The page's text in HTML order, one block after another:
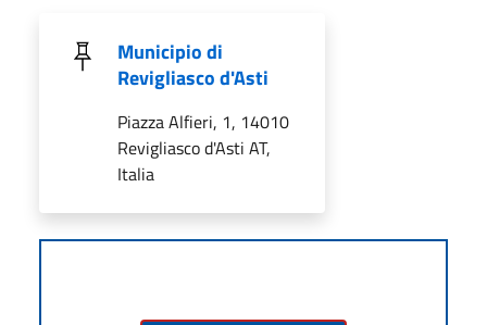
Municipio di
Revigliasco d'Asti
Piazza Alfieri, 1, 14010
Revigliasco d'Asti AT,
Italia